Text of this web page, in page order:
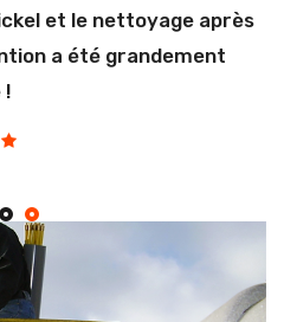
et le nettoyage après
a été grandement
!